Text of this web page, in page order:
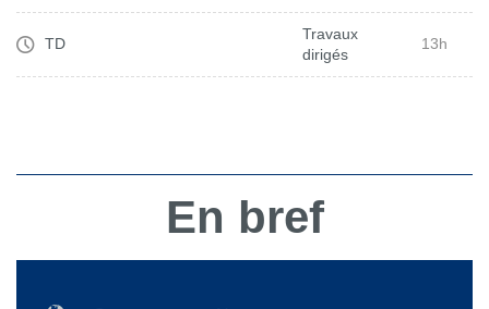
TD
Travaux
dirigés
13h
En bref